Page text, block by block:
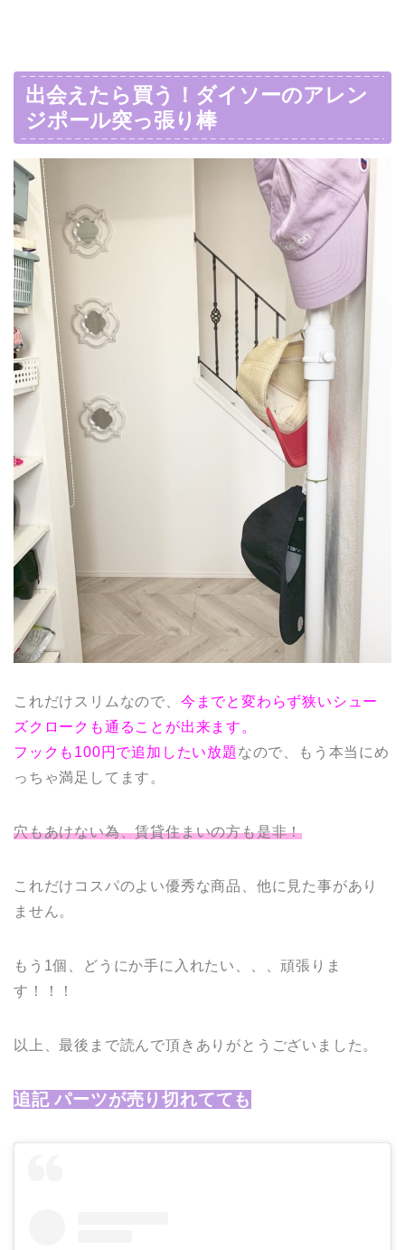
出会えたら買う！ダイソーのアレン
ジポール突っ張り棒
これだけスリムなので、 今までと変わらず狭いシュー
ズクロークも通ることが出来ます。
フックも100円で追加したい放題 なので、もう本当にめ
っちゃ満足してます。
穴もあけない為、賃貸住まいの方も是非！
これだけコスパのよい優秀な商品、他に見た事があり
ません。
もう1個、どうにか手に入れたい、、、頑張りま
す！！！
以上、最後まで読んで頂きありがとうございました。
追記 パーツが売り切れてても